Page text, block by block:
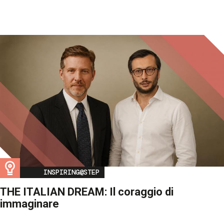
Image
INSPIRING@STEP
THE ITALIAN DREAM: Il coraggio di
immaginare